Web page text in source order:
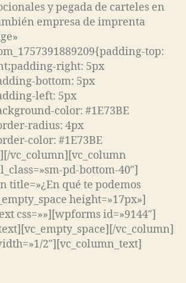
y pegada de carteles en
empresa de imprenta
top:
right: 5px
bottom: 5px
left: 5px
color: #1E73BE
radius: 4px
color: #1E73BE
vc_column][vc_column
pd-bottom-40″]
title=»¿En qué te podemos
height=»17px»]
css=»»][wpforms id=»9144″]
vc_column]
2″][vc_column_text]